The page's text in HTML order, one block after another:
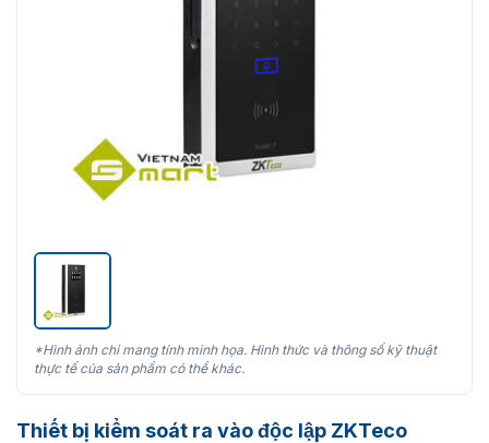
*Hình ảnh chỉ mang tính minh họa. Hình thức và thông số kỹ thuật
thực tế của sản phẩm có thể khác.
Thiết bị kiểm soát ra vào độc lập ZKTeco